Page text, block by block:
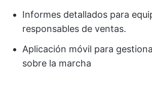
Informes detallados para
responsables de ventas.
Aplicación móvil para
sobre la marcha